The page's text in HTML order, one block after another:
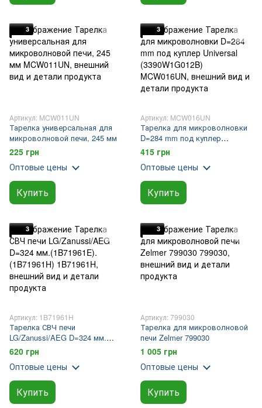
3
Артикул: MCW011UN
Тарелка универсальная для
микроволновой печи, 245 мм
225 грн
Оптовые цены
Купить
3
Артикул: MCW016UN
Тарелка для микроволновки
D=284 mm под куплер
Universal (3390W1G012B)
415 грн
Оптовые цены
Купить
3
Артикул: 1B71961H
Тарелка СВЧ печи
LG/Zanussi/AEG D=324 мм.
(1B71961E). (1B71961H)
620 грн
Оптовые цены
Купить
3
Артикул: 799030
Тарелка для микроволновой
печи Zelmer 799030
1 005 грн
Оптовые цены
Купить